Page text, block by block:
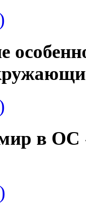
в ОС